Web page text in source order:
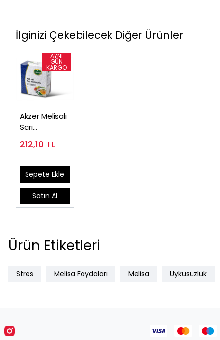
İlginizi Çekebilecek Diğer Ürünler
Akzer Melisalı
Sarı
Çay 60 poşet
212,10 TL
Sepete Ekle
Satın Al
Ürün Etiketleri
Stres Melisa Faydaları Melisa Uykusuzluk